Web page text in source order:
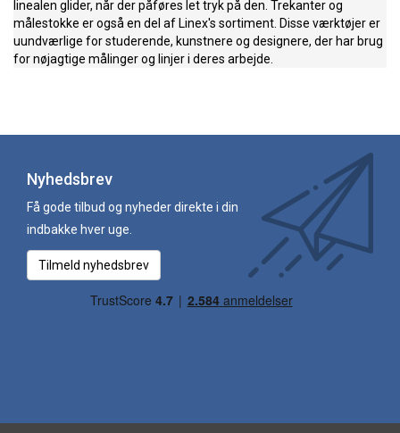
linealen glider, når der påføres let tryk på den. Trekanter og
målestokke er også en del af Linex's sortiment. Disse værktøjer er
uundværlige for studerende, kunstnere og designere, der har brug
for nøjagtige målinger og linjer i deres arbejde.
Nyhedsbrev
Få gode tilbud og nyheder direkte i din
indbakke hver uge.
Tilmeld nyhedsbrev